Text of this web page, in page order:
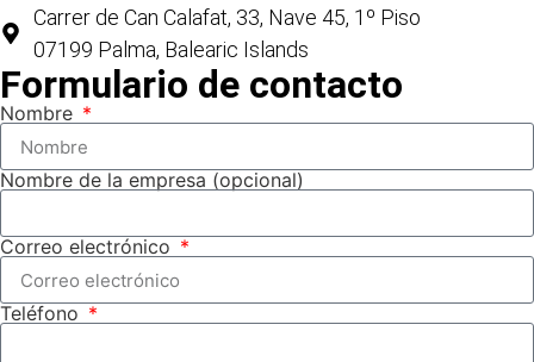
Carrer de Can Calafat, 33, Nave 45, 1º Piso
07199 Palma, Balearic Islands
Formulario de contacto
Nombre
Nombre de la empresa (opcional)
Correo electrónico
Teléfono